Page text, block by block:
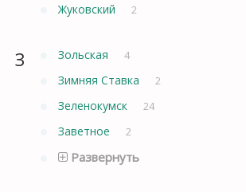
Жуковский 2
З Зольская 4
Зимняя Ставка 2
Зеленокумск 24
Заветное 2
Развернуть